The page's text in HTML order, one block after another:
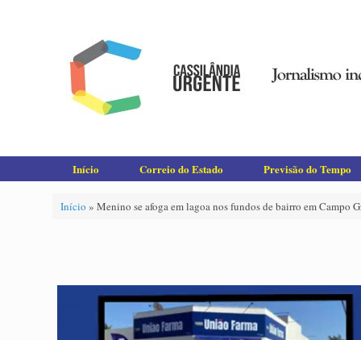
Início Correio do Estado Previsão do Tempo
Início » Menino se afoga em lagoa nos fundos de bairro em Campo